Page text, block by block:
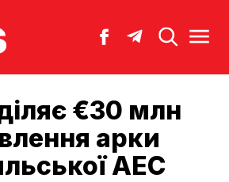
€30 млн
арки
АЕС